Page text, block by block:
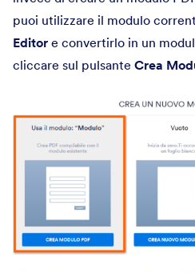
puoi utilizzare il modulo
Editor e convertirlo in un
cliccare sul pulsante Crea